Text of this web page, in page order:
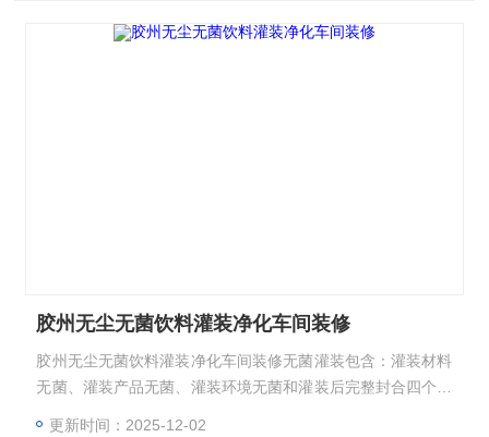
胶州无尘无菌饮料灌装净化车间装修
胶州无尘无菌饮料灌装净化车间装修无菌灌装包含：灌装材料
无菌、灌装产品无菌、灌装环境无菌和灌装后完整封合四个要
更新时间：2025-12-02